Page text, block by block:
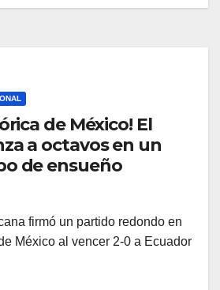
de México! El
a octavos en un
de ensueño
firmó un partido redondo en
México al vencer 2-0 a Ecuador